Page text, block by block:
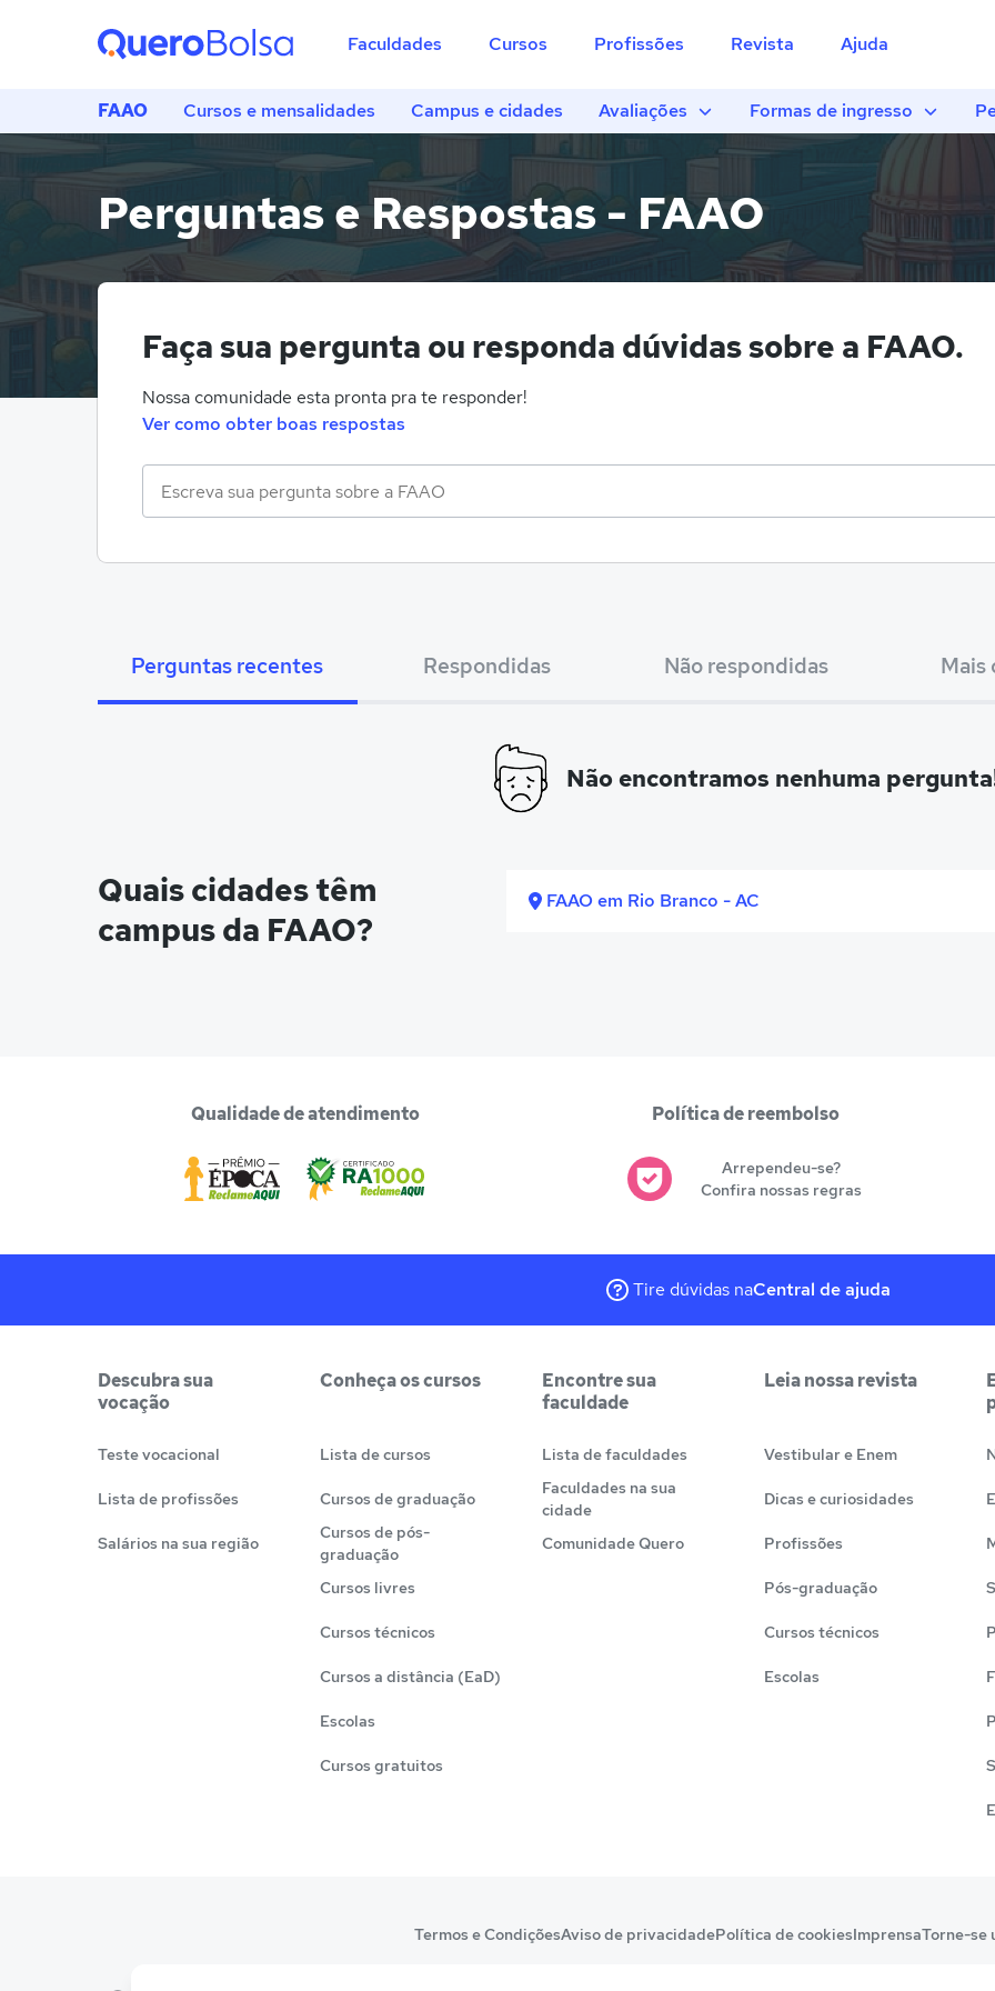
Faculdades Cursos Profissões Revista Ajuda
FAAO Cursos e mensalidades Campus e cidades Avaliações Formas de ingresso
Perguntas e Respostas - FAAO
Faça sua pergunta ou responda dúvidas sobre a FAAO.
Nossa comunidade esta pronta pra te responder!
Ver como obter boas respostas
Perguntas recentes Respondidas Não respondidas Mais
Não encontramos nenhuma
Quais cidades têm
campus da FAAO?
FAAO em Rio Branco - AC
Qualidade de atendimento Política de reembolso
Arrependeu-se?
Confira nossas regras
Tire dúvidas naCentral de ajuda
Descubra sua
vocação
Teste vocacional
Lista de profissões
Salários na sua região
Conheça os cursos
Lista de cursos
Cursos de graduação
Cursos de pós-
graduação
Cursos livres
Cursos técnicos
Cursos a distância (EaD)
Escolas
Cursos gratuitos
Encontre sua
faculdade
Lista de faculdades
Faculdades na sua
cidade
Comunidade Quero
Leia nossa revista
Vestibular e Enem
Dicas e curiosidades
Profissões
Pós-graduação
Cursos técnicos
Escolas
Termos e CondiçõesAviso de privacidadePolítica de cookiesImprensaTorne-se